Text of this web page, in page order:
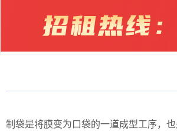
制袋是将膜变为口袋的一道成型工序，